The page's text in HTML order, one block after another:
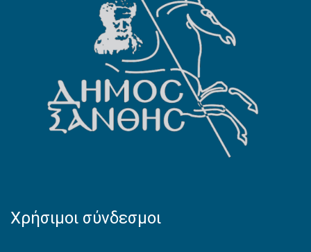
Χρήσιμοι σύνδεσμοι